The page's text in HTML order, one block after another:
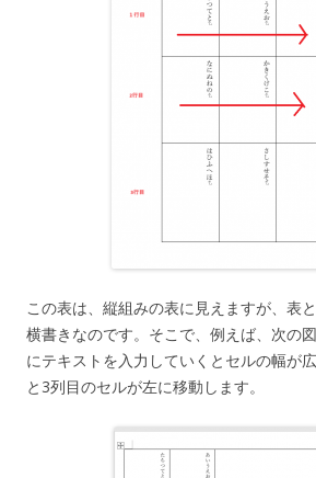
この表は、縦組みの表に見えますが、表
横書きなのです。そこで、例えば、次の
にテキストを入力していくとセルの幅が
と3列目のセルが左に移動します。